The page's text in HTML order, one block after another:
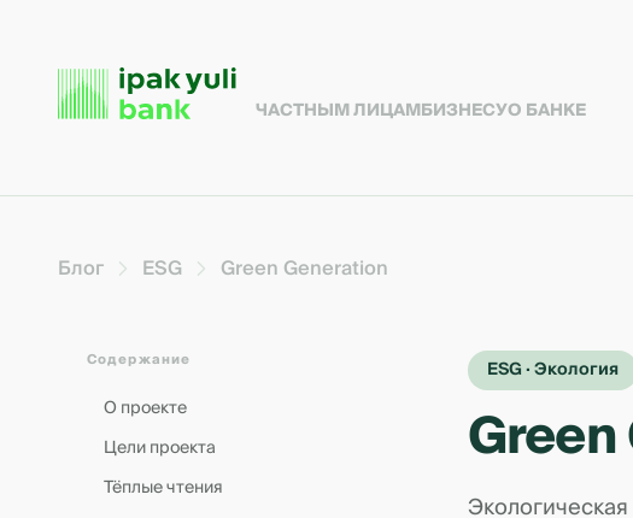
ЧАСТНЫМ ЛИЦАМБИЗНЕСУО БАНКЕ
Блог ESG Green Generation
Содержание
О проекте
Цели проекта
Тёплые чтения
ESG · Экология